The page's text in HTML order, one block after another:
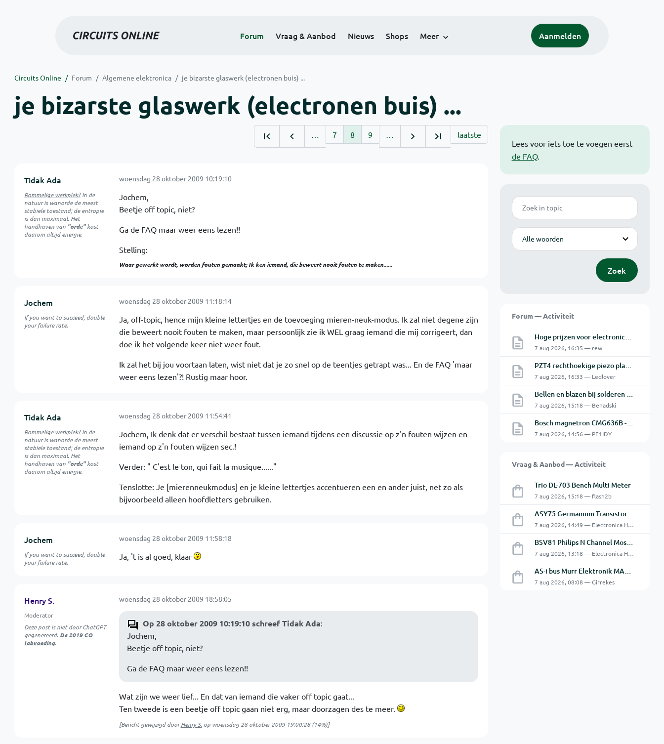
Forum Vraag & Aanbod Nieuws Shops Meer Aanmelden
Circuits Online Forum Algemene elektronica je bizarste glaswerk (electronen buis) ...
je bizarste glaswerk (electronen buis) ...
Lees voor iets toe te voegen eerst
de FAQ.
Zoek
Modus
Zoek
Forum — Activiteit
Hoge prijzen voor electronica hobbyisten
7 aug 2026, 16:35 — rew
PZT4 rechthoekige piezo plaatjes - beweegrichting? Snijkop reparatie Astatic X26
7 aug 2026, 16:33 — Ledlover
Bellen en blazen bij solderen van Chinese PCBs
7 aug 2026, 15:18 — Benadski
Bosch magnetron CMG636B - 2 De oven doet het niet goed.
7 aug 2026, 14:56 — PE1IDY
Vraag & Aanbod — Activiteit
Trio DL-703 Bench Multi Meter
7 aug 2026, 15:18 — flash2b
ASY75 Germanium Transistor.
7 aug 2026, 14:49 — Electronica Hobbyist
BSV81 Philips N Channel Mosfet Transistors.
7 aug 2026, 13:18 — Electronica Hobbyist
AS-i bus Murr Elektronik MASI20 AS-Interface I/O-module 56440
7 aug 2026, 08:08 — Girrekes
… 7 8 9 … laatste
Tidak Ada
Rommelige werkplek?In de
natuur iswanordede meest
stabiele toestand; de entropie
is dan maximaal. Het
handhaven van "orde"kost
daarom altijd energie.
woensdag 28 oktober 2009 10:19:10
Jochem,
Beetje off topic, niet?
Ga de FAQ maar weer eens lezen!!
Stelling:
Waar gewerkt wordt, worden fouten gemaakt; Ik ken iemand, die beweert nooit fouten te maken......
Jochem
If you want to succeed, double
your failure rate.
woensdag 28 oktober 2009 11:18:14
Ja, off-topic, hence mijn kleine lettertjes en de toevoeging mieren-neuk-modus. Ik zal niet degene zijn
die beweert nooit fouten te maken, maar persoonlijk zie ik WEL graag iemand die mij corrigeert, dan
doe ik het volgende keer niet weer fout.
Ik zal het bij jou voortaan laten, wist niet dat je zo snel op de teentjes getrapt was... En de FAQ 'maar
weer eens lezen'?! Rustig maar hoor.
Tidak Ada
Rommelige werkplek?In de
natuur iswanordede meest
stabiele toestand; de entropie
is dan maximaal. Het
handhaven van "orde"kost
daarom altijd energie.
woensdag 28 oktober 2009 11:54:41
Jochem, Ik denk dat er verschil bestaat tussen iemand tijdens een discussie op z'n fouten wijzen en
iemand op z'n fouten wijzen sec.!
Verder: " C'est le ton, qui fait la musique......"
Tenslotte: Je [mierenneukmodus] en je kleine lettertjes accentueren een en ander juist, net zo als
bijvoorbeeld alleen hoofdletters gebruiken.
Jochem
If you want to succeed, double
your failure rate.
woensdag 28 oktober 2009 11:58:18
Ja, 't is al goed, klaar
Henry S.
Moderator
Deze post is niet door ChatGPT
gegenereerd. De 2019 CO
labvoeding.
woensdag 28 oktober 2009 18:58:05
Op 28 oktober 2009 10:19:10 schreef Tidak Ada:
Jochem,
Beetje off topic, niet?
Ga de FAQ maar weer eens lezen!!
Wat zijn we weer lief... En dat van iemand die vaker off topic gaat...
Ten tweede is een beetje off topic gaan niet erg, maar doorzagen des te meer.
[Bericht gewijzigd doorHenry S.op woensdag 28 oktober 2009 19:00:28(14%)]